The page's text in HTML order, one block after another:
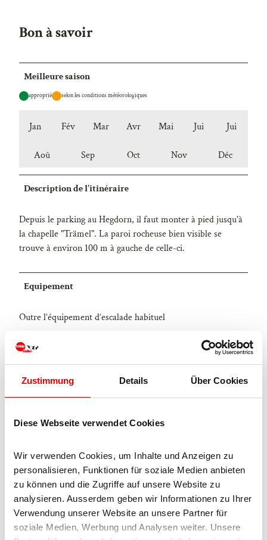
Zustimmung Details Über Cookies
Diese Webseite verwendet Cookies
Wir verwenden Cookies, um Inhalte und Anzeigen zu
personalisieren, Funktionen für soziale Medien anbieten
zu können und die Zugriffe auf unsere Website zu
analysieren. Ausserdem geben wir Informationen zu Ihrer
Verwendung unserer Website an unsere Partner für
soziale Medien, Werbung und Analysen weiter. Unsere
Bon à savoir
Meilleure saison
approprié selon les conditions météorologiques
Jan Fév Mar Avr Mai Jui Jui
Aoû Sep Oct Nov Déc
Description de l'itinéraire
Depuis le parking au Hegdorn, il faut monter à pied jusqu'à
la chapelle "Trämel". La paroi rocheuse bien visible se
trouve à environ 100 m à gauche de celle-ci.
Equipement
Outre l’équipement d’escalade habituel
Arrivée et stationnement
Depuis la Suisse romande :A9 Lausanne - Vevey, ou depuis
la Suisse du Nord-Ouest : A12 Berne - Vevey : A9 - Sierre :
route principale Sierre - Brig
Depuis la Suisse du Nord-Ouest : A6 Berne - Thoune -
Spiez : route principale Spiez - Kandersteg (transport